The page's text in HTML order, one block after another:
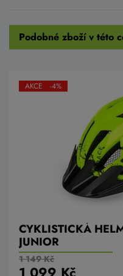
Podobné zboží v této
CYKLISTICKÁ
JUNIOR
AKCE -4%
1 149 Kč